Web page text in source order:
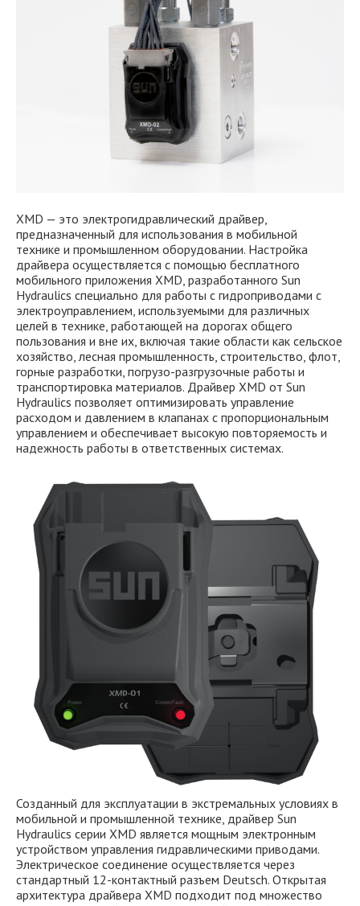
XMD — это электрогидравлический драйвер,
предназначенный для использования в мобильной
технике и промышленном оборудовании. Настройка
драйвера осуществляется с помощью бесплатного
мобильного приложения XMD, разработанного Sun
Hydraulics специально для работы с гидроприводами с
электроуправлением, используемыми для различных
целей в технике, работающей на дорогах общего
пользования и вне их, включая такие области как сельское
хозяйство, лесная промышленность, строительство, флот,
горные разработки, погрузо-разгрузочные работы и
транспортировка материалов. Драйвер XMD от Sun
Hydraulics позволяет оптимизировать управление
расходом и давлением в клапанах с пропорциональным
управлением и обеспечивает высокую повторяемость и
надежность работы в ответственных системах.
Созданный для эксплуатации в экстремальных условиях в
мобильной и промышленной технике, драйвер Sun
Hydraulics серии XMD является мощным электронным
устройством управления гидравлическими приводами.
Электрическое соединение осуществляется через
стандартный 12-контактный разъем Deutsch. Открытая
архитектура драйвера XMD подходит под множество